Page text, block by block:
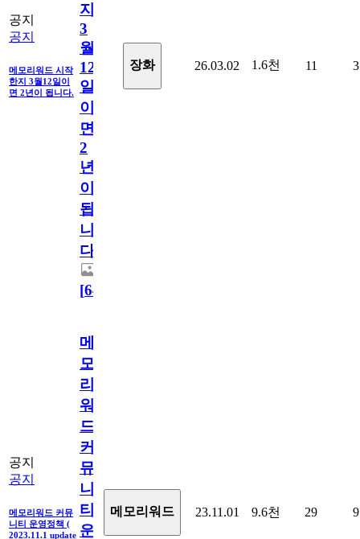
공지
공지
메모리워드 시작
한지 3월12일이
면 2년이 됩니다.
지
3
월
12
일
이
면
2
년
이
됩
니
다.
[64
장화 26.03.02 1.6천 11 3
공지
공지
메모리워드 커뮤
니티 운영정책 (
2023.11.1 update
메
모
리
워
드
커
뮤
니
티
운
메모리워드 23.11.01 9.6천 29 9